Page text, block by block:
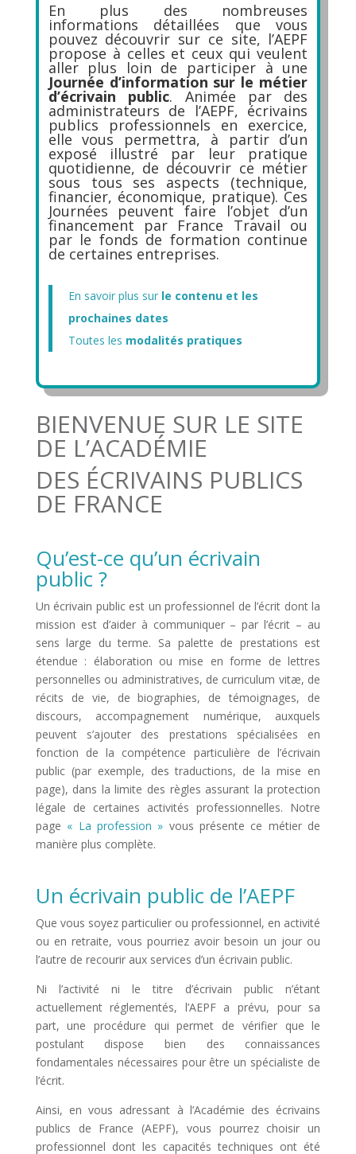
En plus des nombreuses
informations détaillées que vous
pouvez découvrir sur ce site, l’AEPF
propose à celles et ceux qui veulent
aller plus loin de participer à une
Journée d’information sur le métier
d’écrivain public. Animée par des
administrateurs de l’AEPF, écrivains
publics professionnels en exercice,
elle vous permettra, à partir d’un
exposé illustré par leur pratique
quotidienne, de découvrir ce métier
sous tous ses aspects (technique,
financier, économique, pratique). Ces
Journées peuvent faire l’objet d’un
financement par France Travail ou
par le fonds de formation continue
de certaines entreprises.
En savoir plus sur le contenu et les
prochaines dates
Toutes les modalités pratiques
BIENVENUE SUR LE SITE
DE L’ACADÉMIE
DES ÉCRIVAINS PUBLICS
DE FRANCE
Qu’est-ce qu’un écrivain
public ?
Un écrivain public est un professionnel de l’écrit dont la
mission est d’aider à communiquer – par l’écrit – au
sens large du terme. Sa palette de prestations est
étendue : élaboration ou mise en forme de lettres
personnelles ou administratives, de curriculum vitæ, de
récits de vie, de biographies, de témoignages, de
discours, accompagnement numérique, auxquels
peuvent s’ajouter des prestations spécialisées en
fonction de la compétence particulière de l’écrivain
public (par exemple, des traductions, de la mise en
page), dans la limite des règles assurant la protection
légale de certaines activités professionnelles. Notre
page « La profession » vous présente ce métier de
manière plus complète.
Un écrivain public de l’AEPF
Que vous soyez particulier ou professionnel, en activité
ou en retraite, vous pourriez avoir besoin un jour ou
l’autre de recourir aux services d’un écrivain public.
Ni l’activité ni le titre d’écrivain public n’étant
actuellement réglementés, l’AEPF a prévu, pour sa
part, une procédure qui permet de vérifier que le
postulant dispose bien des connaissances
fondamentales nécessaires pour être un spécialiste de
l’écrit.
Ainsi, en vous adressant à l’Académie des écrivains
publics de France (AEPF), vous pourrez choisir un
professionnel dont les capacités techniques ont été